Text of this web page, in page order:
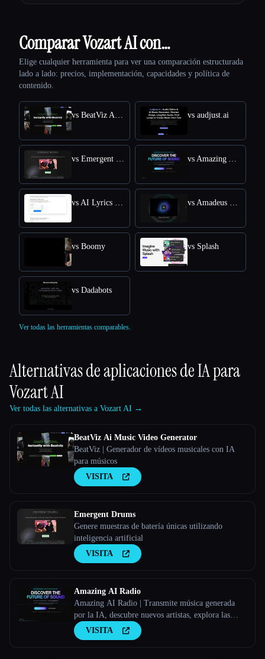
Comparar Vozart AI con…
Elige cualquier herramienta para ver una comparación estructurada
lado a lado: precios, implementación, capacidades y política de
contenido.
vs BeatViz Ai Music Video Generator vs audjust.ai
vs Emergent Drums vs Amazing AI Radio
vs AI Lyrics Generator vs Amadeus Code
vs Boomy vs Splash
vs Dadabots
Ver todas las herramientas comparables.
Alternativas de aplicaciones de IA para
Vozart AI
Ver todas las alternativas a Vozart AI →
BeatViz Ai Music Video Generator
BeatViz | Generador de vídeos musicales con IA
para músicos
VISITA
Emergent Drums
Genere muestras de batería únicas utilizando
inteligencia artificial
VISITA
Amazing AI Radio
Amazing AI Radio | Transmite música generada
por la IA, descubre nuevos artistas, explora las
listas y sube tus propias canciones a Amazing AI
Radio.
VISITA